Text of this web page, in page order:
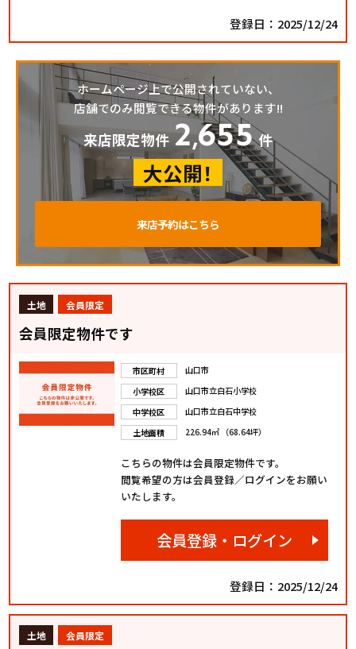
登録日：2025/12/24
ホームページ上で公開されていない、
店舗でのみ閲覧できる物件があります!!
来店限定物件 2,655 件
大公開！
来店予約はこちら
土地 会員限定
会員限定物件です
市区町村
山口市
小学校区
山口市立白石小学校
中学校区
山口市立白石中学校
土地面積
226.94㎡ （68.64坪）
こちらの物件は会員限定物件です。
閲覧希望の方は会員登録／ログインをお願い
いたします。
会員登録・ログイン
登録日：2025/12/24
土地 会員限定